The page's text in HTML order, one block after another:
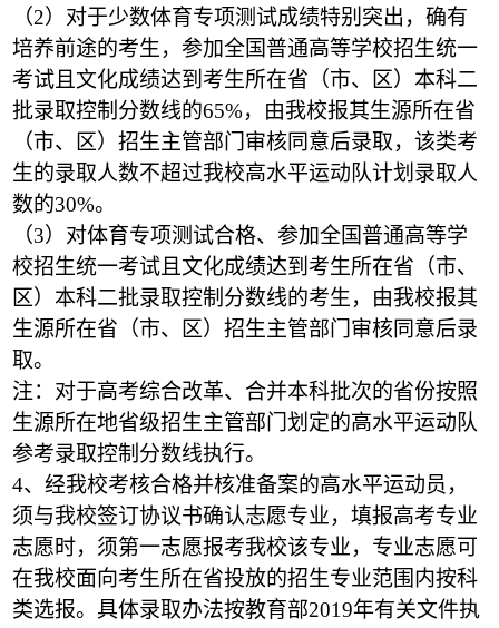
（2）对于少数体育专项测试成绩特别突出，确有
培养前途的考生，参加全国普通高等学校招生统一
考试且文化成绩达到考生所在省（市、区）本科二
批录取控制分数线的65%，由我校报其生源所在省
（市、区）招生主管部门审核同意后录取，该类考
生的录取人数不超过我校高水平运动队计划录取人
数的30%。
（3）对体育专项测试合格、参加全国普通高等学
校招生统一考试且文化成绩达到考生所在省（市、
区）本科二批录取控制分数线的考生，由我校报其
生源所在省（市、区）招生主管部门审核同意后录
取。
注：对于高考综合改革、合并本科批次的省份按照
生源所在地省级招生主管部门划定的高水平运动队
参考录取控制分数线执行。
4、经我校考核合格并核准备案的高水平运动员，
须与我校签订协议书确认志愿专业，填报高考专业
志愿时，须第一志愿报考我校该专业，专业志愿可
在我校面向考生所在省投放的招生专业范围内按科
类选报。具体录取办法按教育部2019年有关文件执